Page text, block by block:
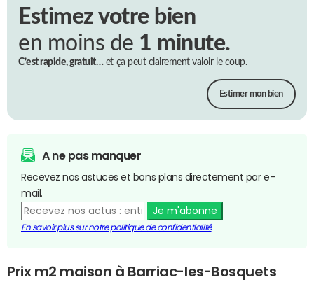
Estimez votre bien
en moins de 1 minute.
C’est rapide, gratuit…et ça peut clairement valoir le coup.
Estimer mon bien
A ne pas manquer
Recevez nos astuces et bons plans directement par e-
mail.
Je m'abonne
En savoir plus sur notre politique de confidentialité
Prix m2 maison à Barriac-les-Bosquets